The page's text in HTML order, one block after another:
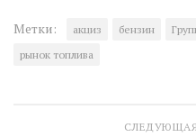
Метки: акциз бензин
рынок топлива